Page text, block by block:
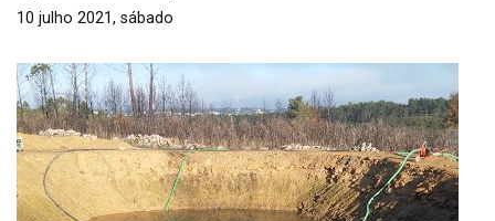
10 julho 2021, sábado